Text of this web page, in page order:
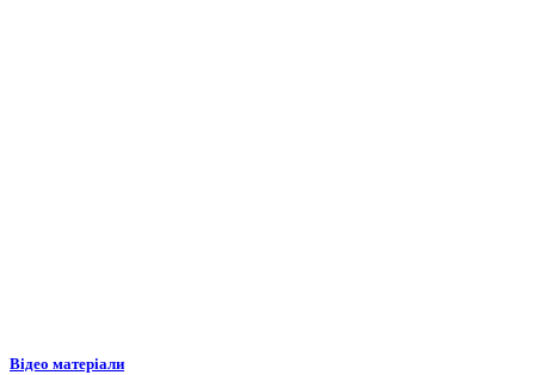
Відео матеріали